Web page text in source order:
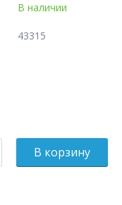
В наличии
43315